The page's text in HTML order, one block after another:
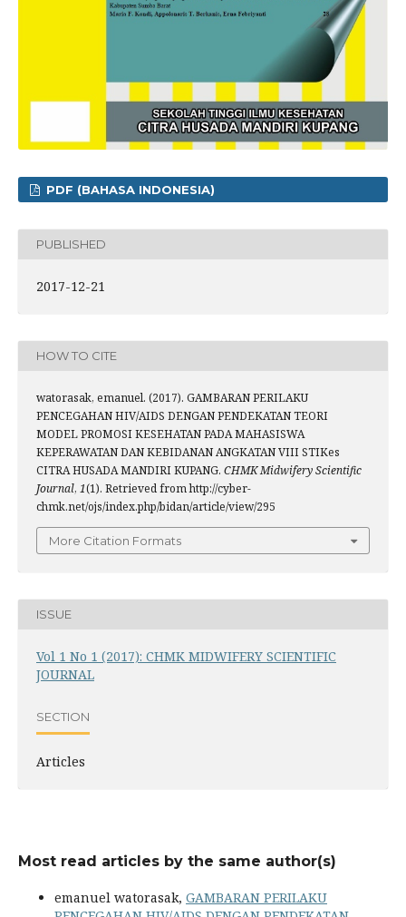
PDF (BAHASA INDONESIA)
PUBLISHED
2017-12-21
HOW TO CITE
watorasak, emanuel. (2017). GAMBARAN PERILAKU
PENCEGAHAN HIV/AIDS DENGAN PENDEKATAN TEORI
MODEL PROMOSI KESEHATAN PADA MAHASISWA
KEPERAWATAN DAN KEBIDANAN ANGKATAN VIII STIKes
CITRA HUSADA MANDIRI KUPANG. CHMK Midwifery Scientific
Journal, 1(1). Retrieved from http://cyber-
chmk.net/ojs/index.php/bidan/article/view/295
More Citation Formats
ISSUE
Vol 1 No 1 (2017): CHMK MIDWIFERY SCIENTIFIC
JOURNAL
SECTION
Articles
Most read articles by the same author(s)
emanuel watorasak, GAMBARAN PERILAKU